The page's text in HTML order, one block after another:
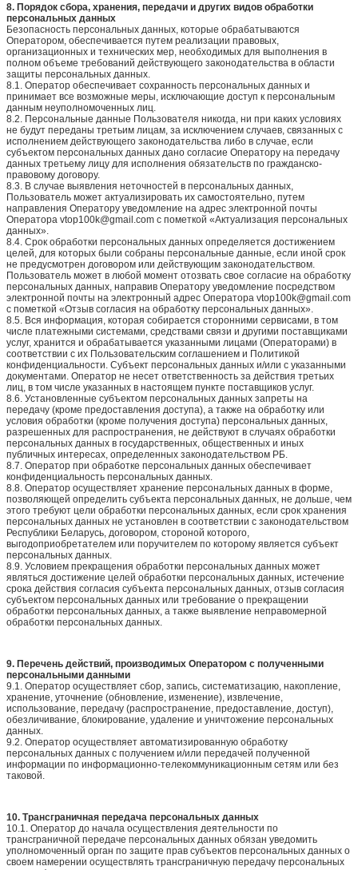
8. Порядок сбора, хранения, передачи и других видов обработки
персональных данных
Безопасность персональных данных, которые обрабатываются
Оператором, обеспечивается путем реализации правовых,
организационных и технических мер, необходимых для выполнения в
полном объеме требований действующего законодательства в области
защиты персональных данных.
8.1. Оператор обеспечивает сохранность персональных данных и
принимает все возможные меры, исключающие доступ к персональным
данным неуполномоченных лиц.
8.2. Персональные данные Пользователя никогда, ни при каких условиях
не будут переданы третьим лицам, за исключением случаев, связанных с
исполнением действующего законодательства либо в случае, если
субъектом персональных данных дано согласие Оператору на передачу
данных третьему лицу для исполнения обязательств по гражданско-
правовому договору.
8.3. В случае выявления неточностей в персональных данных,
Пользователь может актуализировать их самостоятельно, путем
направления Оператору уведомление на адрес электронной почты
Оператора vtop100k@gmail.com с пометкой «Актуализация персональных
данных».
8.4. Срок обработки персональных данных определяется достижением
целей, для которых были собраны персональные данные, если иной срок
не предусмотрен договором или действующим законодательством.
Пользователь может в любой момент отозвать свое согласие на обработку
персональных данных, направив Оператору уведомление посредством
электронной почты на электронный адрес Оператора vtop100k@gmail.com
с пометкой «Отзыв согласия на обработку персональных данных».
8.5. Вся информация, которая собирается сторонними сервисами, в том
числе платежными системами, средствами связи и другими поставщиками
услуг, хранится и обрабатывается указанными лицами (Операторами) в
соответствии с их Пользовательским соглашением и Политикой
конфиденциальности. Субъект персональных данных и/или с указанными
документами. Оператор не несет ответственность за действия третьих
лиц, в том числе указанных в настоящем пункте поставщиков услуг.
8.6. Установленные субъектом персональных данных запреты на
передачу (кроме предоставления доступа), а также на обработку или
условия обработки (кроме получения доступа) персональных данных,
разрешенных для распространения, не действуют в случаях обработки
персональных данных в государственных, общественных и иных
публичных интересах, определенных законодательством РБ.
8.7. Оператор при обработке персональных данных обеспечивает
конфиденциальность персональных данных.
8.8. Оператор осуществляет хранение персональных данных в форме,
позволяющей определить субъекта персональных данных, не дольше, чем
этого требуют цели обработки персональных данных, если срок хранения
персональных данных не установлен в соответствии с законодательством
Республики Беларусь, договором, стороной которого,
выгодоприобретателем или поручителем по которому является субъект
персональных данных.
8.9. Условием прекращения обработки персональных данных может
являться достижение целей обработки персональных данных, истечение
срока действия согласия субъекта персональных данных, отзыв согласия
субъектом персональных данных или требование о прекращении
обработки персональных данных, а также выявление неправомерной
обработки персональных данных.
9. Перечень действий, производимых Оператором с полученными
персональными данными
9.1. Оператор осуществляет сбор, запись, систематизацию, накопление,
хранение, уточнение (обновление, изменение), извлечение,
использование, передачу (распространение, предоставление, доступ),
обезличивание, блокирование, удаление и уничтожение персональных
данных.
9.2. Оператор осуществляет автоматизированную обработку
персональных данных с получением и/или передачей полученной
информации по информационно-телекоммуникационным сетям или без
таковой.
10. Трансграничная передача персональных данных
10.1. Оператор до начала осуществления деятельности по
трансграничной передаче персональных данных обязан уведомить
уполномоченный орган по защите прав субъектов персональных данных о
своем намерении осуществлять трансграничную передачу персональных